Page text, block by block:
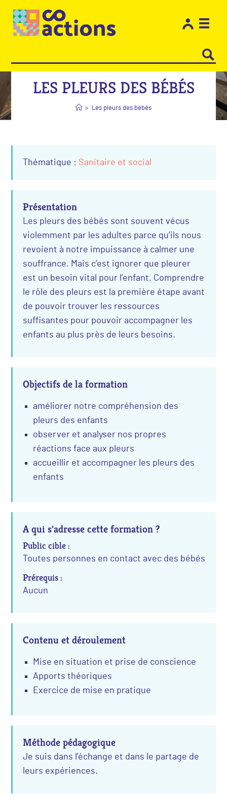
LES PLEURS DES BÉBÉS
> Les pleurs des bébés
Thématique : Sanitaire et social
Présentation
Les pleurs des bébés sont souvent vécus
violemment par les adultes parce qu’ils nous
revoient à notre impuissance à calmer une
souffrance. Mais c’est ignorer que pleurer
est un besoin vital pour l’enfant. Comprendre
le rôle des pleurs est la première étape avant
de pouvoir trouver les ressources
suffisantes pour pouvoir accompagner les
enfants au plus près de leurs besoins.
Objectifs de la formation
améliorer notre compréhension des
pleurs des enfants
observer et analyser nos propres
réactions face aux pleurs
accueillir et accompagner les pleurs des
enfants
A qui s'adresse cette formation ?
Public cible :
Toutes personnes en contact avec des bébés
Prérequis :
Aucun
Contenu et déroulement
Mise en situation et prise de conscience
Apports théoriques
Exercice de mise en pratique
Méthode pédagogique
Je suis dans l’échange et dans le partage de
leurs expériences.